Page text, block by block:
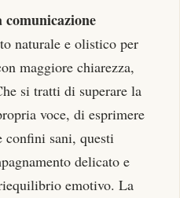
naturale e olistico per
maggiore chiarezza,
si tratti di superare la
voce, di esprimere
sani, questi
delicato e
emotivo. La